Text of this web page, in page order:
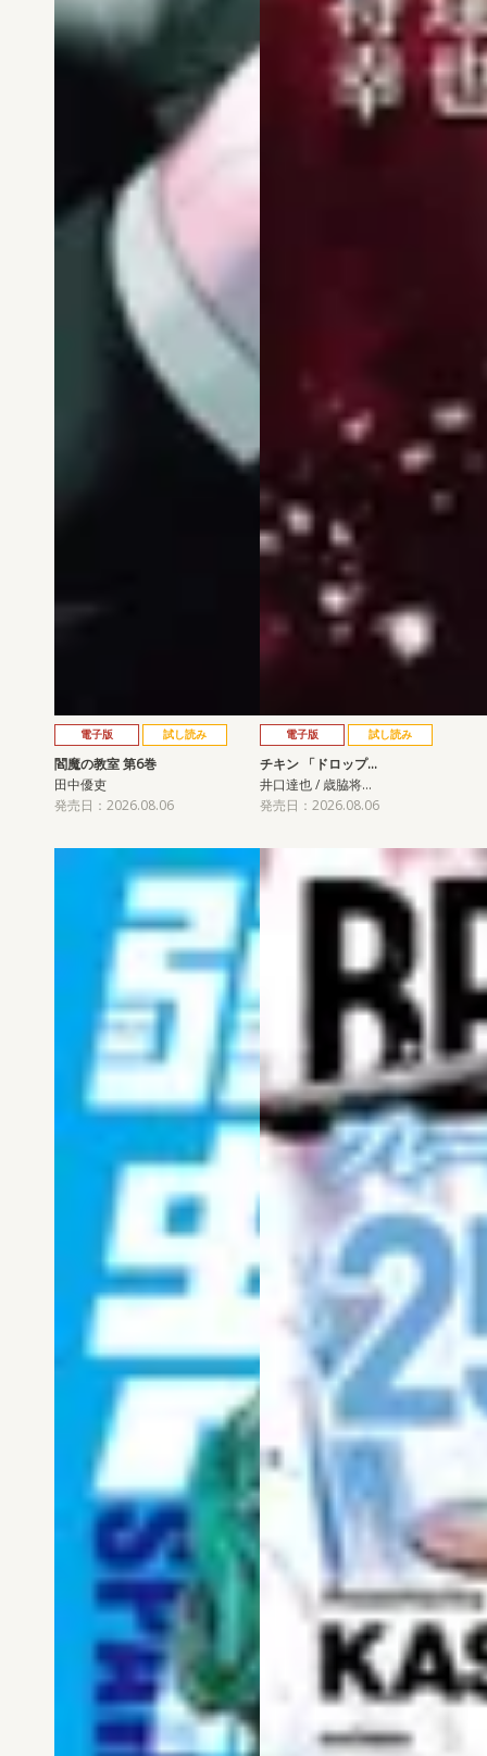
電子版 試し読み
閻魔の教室 第6巻
田中優吏
発売日：2026.08.06
電子版 試し読み
チキン 「ドロップ…
井口達也 / 歳脇将…
発売日：2026.08.06